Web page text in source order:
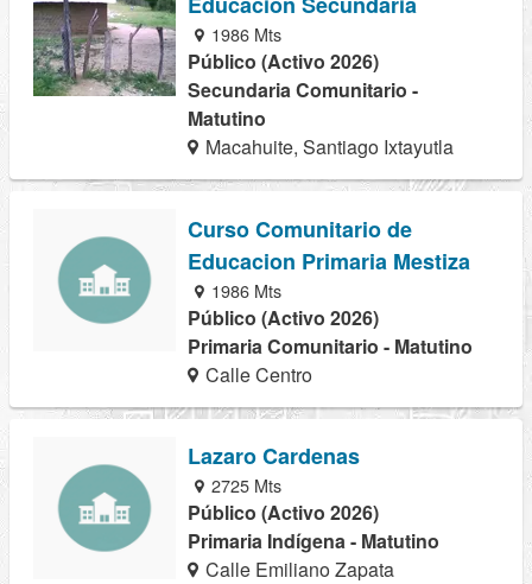
1986 Mts
Público (Activo 2026)
Secundaria Comunitario -
Matutino
Macahuite, Santiago Ixtayutla
Curso Comunitario de
Educacion Primaria Mestiza
1986 Mts
Público (Activo 2026)
Primaria Comunitario - Matutino
Calle Centro
Lazaro Cardenas
2725 Mts
Público (Activo 2026)
Primaria Indígena - Matutino
Calle Emiliano Zapata